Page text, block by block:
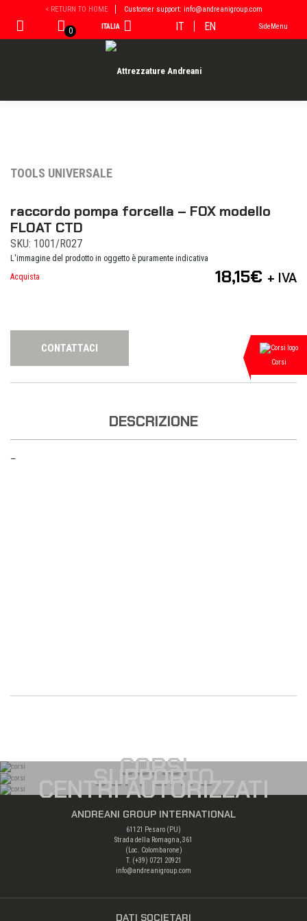
contenuto
< RETURN TO HOME Customer support: info@andreanigroup.com
0 ITALIA IT EN SideMenu
TOOLS UNIVERSALE
raccordo pompa forcella – FOX modello
FLOAT CTD
SKU: 1001/R027
L'immagine del prodotto in oggetto è puramente indicativa
Acquista
18,15€ + IVA
CONTATTACI
DESCRIZIONE
—
CORSI
SUPPORTO
CENTRI AUTORIZZATI
ANDREANI GROUP INTERNATIONAL
61121 Pesaro (PU)
Strada della Romagna, 361
(Loc. Colombarone)
T. (+39) 0721 20921
info@andreanigroup.com
DATI SOCIETARI
Corsi